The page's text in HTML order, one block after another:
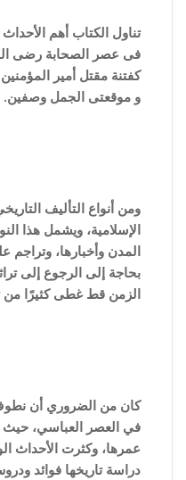
تناول الكتاب أهم الأحداث
فى عصر الصحابة رضى
كفتنة مقتل أمير
و موقعتى الجمل وصفين.
ومن أنواع التأليف
الإسلامية، ويشمل هذا
المدن وأخبارها، وتراجم
بحاجة إلى الرجوع إلى
الزمن قط غطى كثيرًا من
كان من الضروري أن
في العصر العباسي، حيث
عمرها، وكثرت الأحداث
دراسة تاريخها فوائد